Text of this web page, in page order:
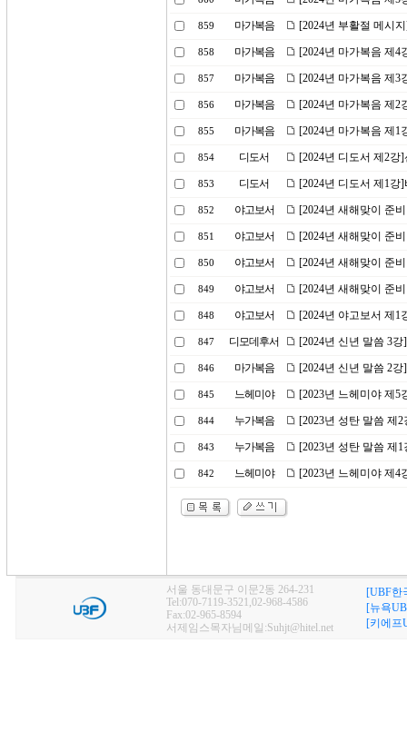
859 마가복음 [2024년 부활절 메시
858 마가복음 [2024년 마가복음 제4
857 마가복음 [2024년 마가복음 제3
856 마가복음 [2024년 마가복음 제2
855 마가복음 [2024년 마가복음 제
854 디도서 [2024년 디도서 제2
853 디도서 [2024년 디도서 제1
852 야고보서 [2024년 새해맞이 준
851 야고보서 [2024년 새해맞이 준
850 야고보서 [2024년 새해맞이 준
849 야고보서 [2024년 새해맞이 준
848 야고보서 [2024년 야고보서 제
847 디모데후서 [2024년 신년 말씀 3
846 마가복음 [2024년 신년 말씀 2
845 느헤미야 [2023년 느헤미야 제5
844 누가복음 [2023년 성탄 말씀 제
843 누가복음 [2023년 성탄 말씀 제
842 느헤미야 [2023년 느헤미야 제
서울 동대문구 이문2동 264-231
Tel:070-7119-3521,02-968-4586
Fax:02-965-8594
서제임스목자님메일:Suhjt@hitel.net
[UBF한
[뉴욕
[키에프